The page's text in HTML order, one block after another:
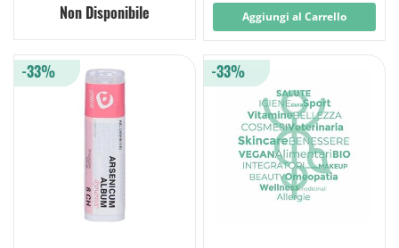
Non Disponibile Aggiungi al Carrello
-33% -33%